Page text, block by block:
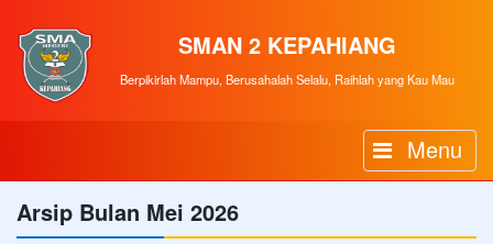
SMAN 2 KEPAHIANG
Berpikirlah Mampu, Berusahalah Selalu, Raihlah yang Kau Mau
Menu
Arsip Bulan Mei 2026